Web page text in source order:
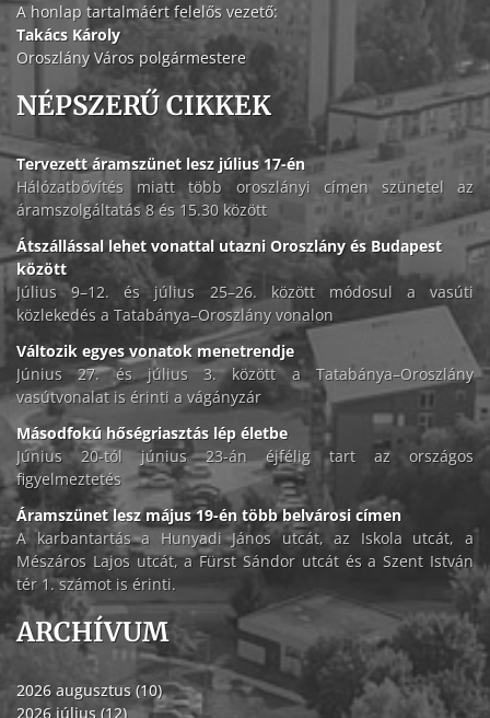
A honlap tartalmáért felelős vezető:
Takács Károly
Oroszlány Város polgármestere
NÉPSZERŰ CIKKEK
Tervezett áramszünet lesz július 17-én
Hálózatbővítés miatt több oroszlányi címen szünetel az
áramszolgáltatás 8 és 15.30 között
Átszállással lehet vonattal utazni Oroszlány és Budapest
között
Július 9–12. és július 25–26. között módosul a vasúti
közlekedés a Tatabánya–Oroszlány vonalon
Változik egyes vonatok menetrendje
Június 27. és július 3. között a Tatabánya–Oroszlány
vasútvonalat is érinti a vágányzár
Másodfokú hőségriasztás lép életbe
Június 20-tól június 23-án éjfélig tart az országos
figyelmeztetés
Áramszünet lesz május 19-én több belvárosi címen
A karbantartás a Hunyadi János utcát, az Iskola utcát, a
Mészáros Lajos utcát, a Fürst Sándor utcát és a Szent István
tér 1. számot is érinti.
ARCHÍVUM
2026 augusztus (10)
2026 július (12)